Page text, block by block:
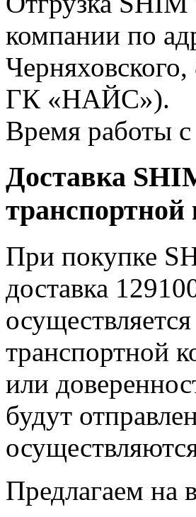
компании по
ГК «НАЙС»).
Время работы
Доставка
При покупке
доставка
транспортной
или
будут
Предлагаем на